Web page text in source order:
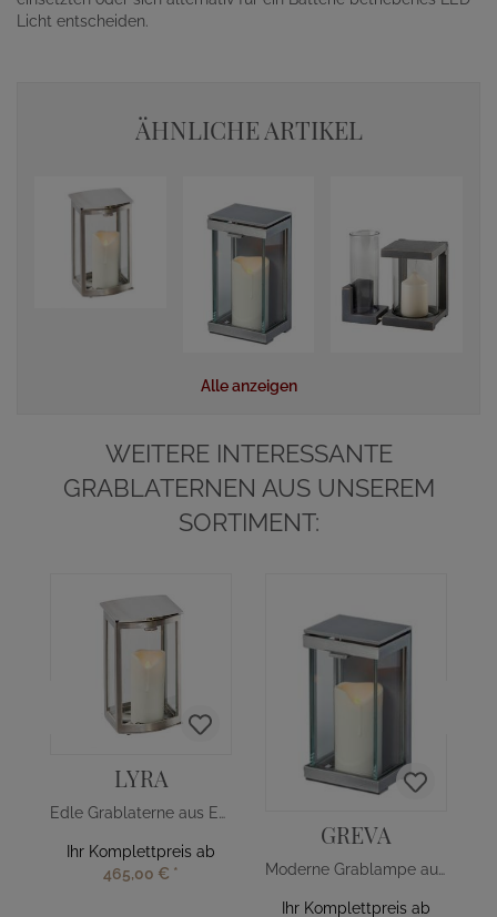
Licht entscheiden.
ÄHNLICHE ARTIKEL
Alle anzeigen
WEITERE INTERESSANTE
GRABLATERNEN AUS UNSEREM
SORTIMENT:
LYRA
Edle Grablaterne aus Edelstahl
Ihr Komplettpreis ab
465,00 € *
GREVA
Moderne Grablampe aus Aluminium
Ihr Komplettpreis ab